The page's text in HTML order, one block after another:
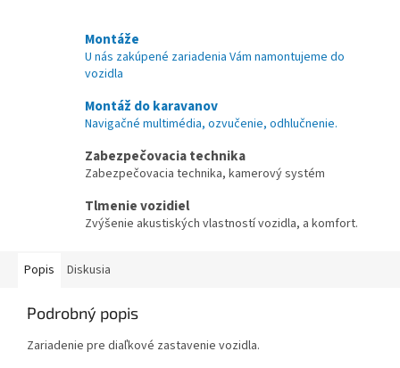
Montáže
U nás zakúpené zariadenia Vám namontujeme do
vozidla
Montáž do karavanov
Navigačné multimédia, ozvučenie, odhlučnenie.
Zabezpečovacia technika
Zabezpečovacia technika, kamerový systém
Tlmenie vozidiel
Zvýšenie akustiských vlastností vozidla, a komfort.
Popis Diskusia
Podrobný popis
Zariadenie pre diaľkové zastavenie vozidla.